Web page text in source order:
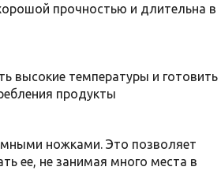
прочностью и длительна в
высокие температуры и готовить
продукты
ножками. Это позволяет
ее, не занимая много места в